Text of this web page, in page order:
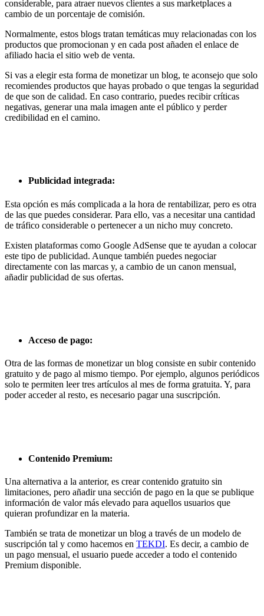
considerable, para atraer nuevos clientes a sus marketplaces a
cambio de un porcentaje de comisión.
Normalmente, estos blogs tratan temáticas muy relacionadas con los
productos que promocionan y en cada post añaden el enlace de
afiliado hacia el sitio web de venta.
Si vas a elegir esta forma de monetizar un blog, te aconsejo que solo
recomiendes productos que hayas probado o que tengas la seguridad
de que son de calidad. En caso contrario, puedes recibir críticas
negativas, generar una mala imagen ante el público y perder
credibilidad en el camino.
Publicidad integrada:
Esta opción es más complicada a la hora de rentabilizar, pero es otra
de las que puedes considerar. Para ello, vas a necesitar una cantidad
de tráfico considerable o pertenecer a un nicho muy concreto.
Existen plataformas como Google AdSense que te ayudan a colocar
este tipo de publicidad. Aunque también puedes negociar
directamente con las marcas y, a cambio de un canon mensual,
añadir publicidad de sus ofertas.
Acceso de pago:
Otra de las formas de monetizar un blog consiste en subir contenido
gratuito y de pago al mismo tiempo. Por ejemplo, algunos periódicos
solo te permiten leer tres artículos al mes de forma gratuita. Y, para
poder acceder al resto, es necesario pagar una suscripción.
Contenido Premium:
Una alternativa a la anterior, es crear contenido gratuito sin
limitaciones, pero añadir una sección de pago en la que se publique
información de valor más elevado para aquellos usuarios que
quieran profundizar en la materia.
También se trata de monetizar un blog a través de un modelo de
suscripción tal y como hacemos en TEKDI. Es decir, a cambio de
un pago mensual, el usuario puede acceder a todo el contenido
Premium disponible.